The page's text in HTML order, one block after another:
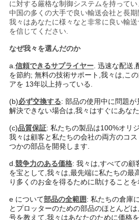
に対する厳格な制御システムを持って
中国の多くの大手で良い輸送会社と長期
我々はあなたに様々なと非常に良い輸
を信じてください.
なぜ我々を選んだのか
a. 信頼できるサプライヤー. 迅速な配送,
を節約; 無料の技術サポート,我々は,こ
アを 13年以上持っている.
(b)必ず交換する: 部品の使用中に問題
解決できない場合は,我々はすぐにあな
(c)品質保証: 私たちの製品は100%オリ
我々は顧客と私たちの会社の両方のコス
つかの部品を開発します.
d. 競争力のある価格: 我々は,すべての顧
を宝として,我々は,最先端に私たちの最
り多くのお金を得るために助けること
e について部品の全範囲: 私たちの倉庫
とプロッターのための部品のほとんど
号を教えて,我々はあなたのために価格